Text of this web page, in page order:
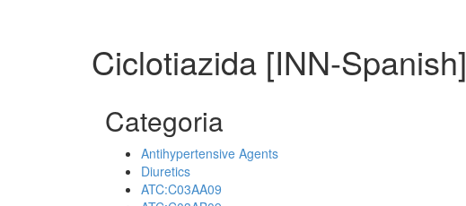
Ciclotiazida [INN-Spanish]
Categoria
Antihypertensive Agents
Diuretics
ATC:C03AA09